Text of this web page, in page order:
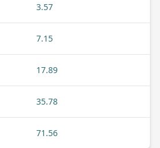
3.57
7.15
17.89
35.78
71.56